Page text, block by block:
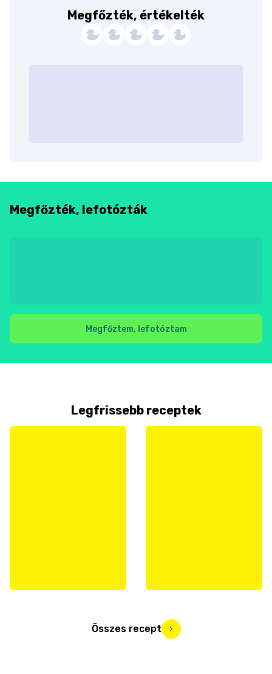
Megfőzték, értékelték
Megfőzték, lefotózták
Megfőztem, lefotóztam
Legfrissebb receptek
Összes recept